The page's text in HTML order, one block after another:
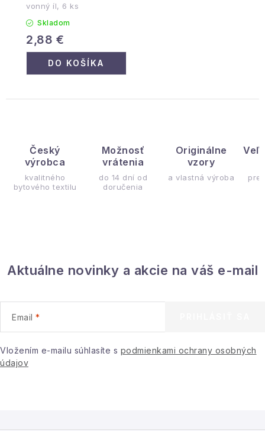
Český
výrobca
kvalitného
bytového textilu
Možnosť
vrátenia
do 14 dní od
doručenia
Originálne
vzory
a vlastná výroba pre
vonný íl, 6 ks
Skladom
2,88 €
DO KOŠÍKA
Aktuálne novinky a akcie na váš e-mail
Email
Vložením e-mailu súhlasíte s podmienkami ochrany osobných
údajov